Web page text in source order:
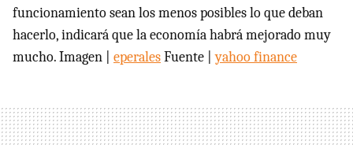
funcionamiento sean los menos posibles lo que deban
hacerlo, indicará que la economía habrá mejorado muy
mucho. Imagen | eperalesFuente |yahoo finance